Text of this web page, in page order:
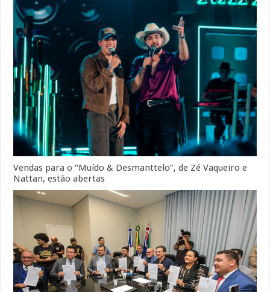
Vendas para o “Muído & Desmanttelo”, de Zé Vaqueiro e
Nattan, estão abertas